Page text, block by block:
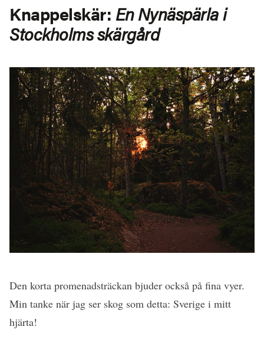
Knappelskär: En Nynäspärla i
Stockholms skärgård
Den korta promenadsträckan bjuder också på fina vyer.
Min tanke när jag ser skog som detta: Sverige i mitt
hjärta!